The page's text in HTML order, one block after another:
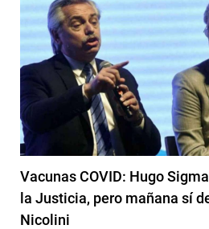
Vacunas COVID: Hugo
la Justicia, pero mañana sí
Nicolini